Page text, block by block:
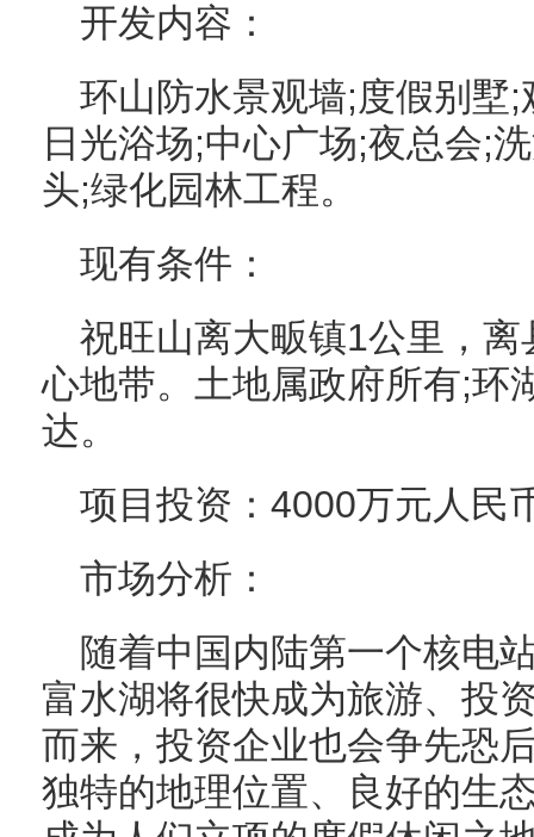
开发内容：
环山防水景观墙;度假别墅
日光浴场;中心广场;夜总会;
头;绿化园林工程。
现有条件：
祝旺山离大畈镇1公里，
心地带。土地属政府所有;环
达。
项目投资：4000万元人民
市场分析：
随着中国内陆第一个核电
富水湖将很快成为旅游、投
而来，投资企业也会争先恐
独特的地理位置、良好的生